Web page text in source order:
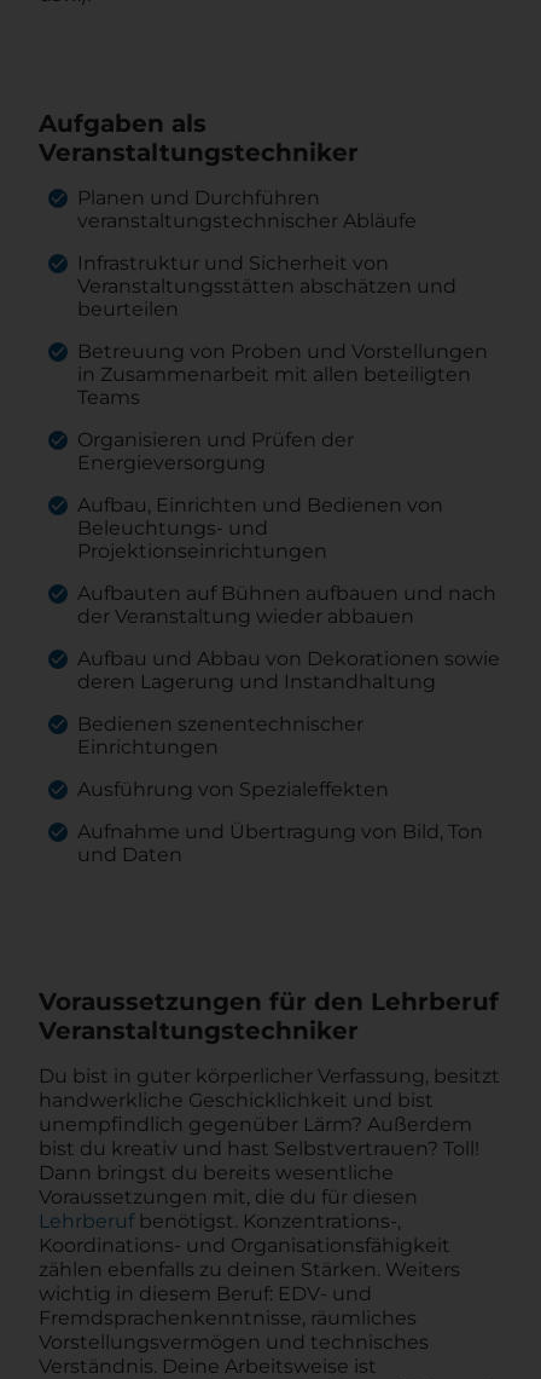
Aufgaben als
Veranstaltungstechniker
Planen und Durchführen
veranstaltungstechnischer Abläufe
Infrastruktur und Sicherheit von
Veranstaltungsstätten abschätzen und
beurteilen
Betreuung von Proben und Vorstellungen
in Zusammenarbeit mit allen beteiligten
Teams
Organisieren und Prüfen der
Energieversorgung
Aufbau, Einrichten und Bedienen von
Beleuchtungs- und
Projektionseinrichtungen
Aufbauten auf Bühnen aufbauen und nach
der Veranstaltung wieder abbauen
Aufbau und Abbau von Dekorationen sowie
deren Lagerung und Instandhaltung
Bedienen szenentechnischer
Einrichtungen
Ausführung von Spezialeffekten
Aufnahme und Übertragung von Bild, Ton
und Daten
Voraussetzungen für den Lehrberuf
Veranstaltungstechniker
Du bist in guter körperlicher Verfassung, besitzt
handwerkliche Geschicklichkeit und bist
unempfindlich gegenüber Lärm? Außerdem
bist du kreativ und hast Selbstvertrauen? Toll!
Dann bringst du bereits wesentliche
Voraussetzungen mit, die du für diesen
Lehrberufbenötigst. Konzentrations-,
Koordinations- und Organisationsfähigkeit
zählen ebenfalls zu deinen Stärken. Weiters
wichtig in diesem Beruf: EDV- und
Fremdsprachenkenntnisse, räumliches
Vorstellungsvermögen und technisches
Verständnis. Deine Arbeitsweise ist